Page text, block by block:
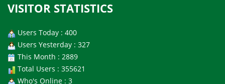
VISITOR STATISTICS
Users Today : 400
Users Yesterday : 327
This Month : 2889
Total Users : 355621
Who's Online : 3